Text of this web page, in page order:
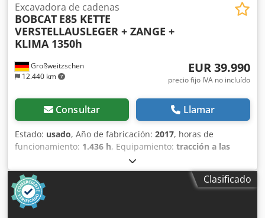
Großweitzschen
12.440 km
Excavadora de cadenas
BOBCAT E85 KETTE
VERSTELLAUSLEGER + ZANGE +
KLIMA 1350h
EUR 39.990
precio fijo IVA no incluído
Consultar Llamar
Estado: usado, Año de fabricación: 2017, horas de
funcionamiento: 1.436 h, Equipamiento: tracción a las
, Ofrecemos una máquina E85 poco común,
no procedente de una empresa de construcción pequeña,
con aire acondicionado. Crodpfx Anozr Avve Eef * BRAZO
EXTENDIBLE con PINZA/DEDO * Pala hidráulica para
excavación, disponible como opción, en stock con un
Clasificado